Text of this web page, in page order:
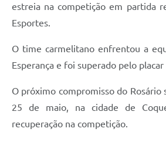
estreia na competição em partida
Esportes.
O time carmelitano enfrentou a
Esperança e foi superado pelo placar
O próximo compromisso do Rosário
25 de maio, na cidade de
recuperação na competição.